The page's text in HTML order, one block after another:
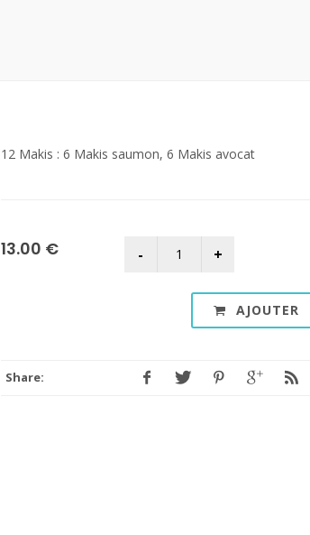
12 Makis : 6 Makis saumon, 6 Makis avocat
13.00 €
AJOUTER
Share: